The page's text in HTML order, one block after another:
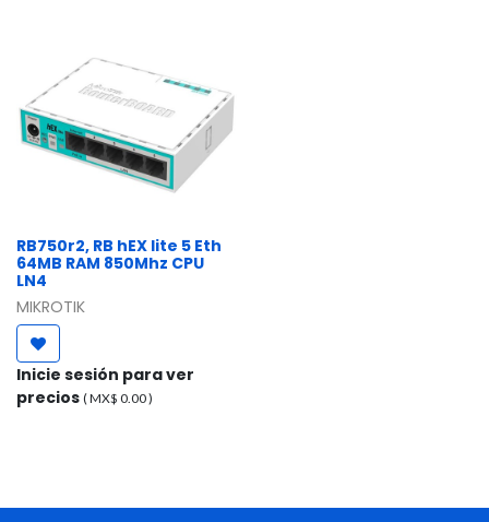
RB750r2, RB hEX lite 5 Eth
64MB RAM 850Mhz CPU
LN4
MIKROTIK
Inicie sesión para ver
precios ( MX$ 0.00)